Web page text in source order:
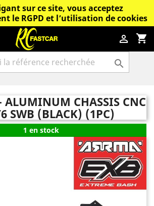
sur ce site, vous acceptez
le RGPD et l’utilisation de cookies
shopping_cart


ALUMINUM CHASSIS CNC
SWB (BLACK) (1PC)
1 en stock